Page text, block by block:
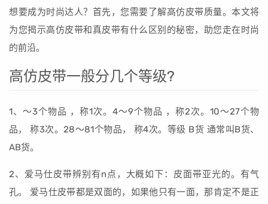
想要成为时尚达人？首先，您需要了解高仿皮带质量。本文将
为您揭示高仿皮带和真皮带有什么区别的秘密，助您走在时尚
的前沿。
高仿皮带一般分几个等级?
1、～3个物品 ，称1次。4～9个物品 ，称2次。10～27个物
品， 称3次。28～81个物品， 称4次。等级 B货 通常叫B货、
AB货。
2、爱马仕皮带辨别有n点，大概如下：皮面带亚光的。有气
孔。 爱马仕皮带都是双面的，如果他只有一面，那肯定不是正